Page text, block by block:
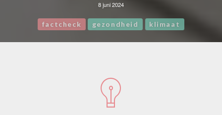
8 juni 2024
factcheck gezondheid klimaat